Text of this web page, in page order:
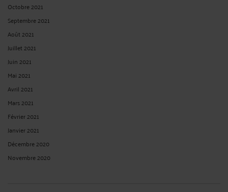
Octobre 2021
Septembre 2021
Août 2021
Juillet 2021
Juin 2021
Mai 2021
Avril 2021
Mars 2021
Février 2021
Janvier 2021
Décembre 2020
Novembre 2020